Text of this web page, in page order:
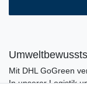
Mit DHL GoGreen
In unserer Logistik